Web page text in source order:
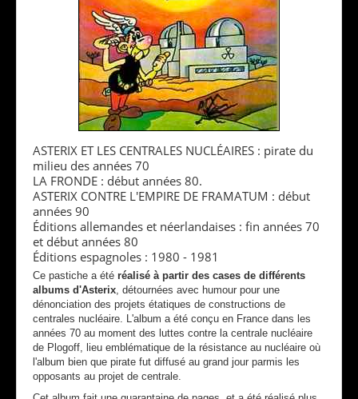
ASTERIX ET LES CENTRALES NUCLÉAIRES : pirate du
milieu des années 70
LA FRONDE : début années 80.
ASTERIX CONTRE L'EMPIRE DE FRAMATUM : début
années 90
Éditions allemandes et néerlandaises : fin années 70
et début années 80
Éditions espagnoles : 1980 - 1981
Ce pastiche a été réalisé à partir des cases de différents
albums d'Asterix, détournées avec humour pour une
dénonciation des projets étatiques de constructions de
centrales nucléaire. L'album a été conçu en France dans les
années 70 au moment des luttes contre la centrale nucléaire
de Plogoff, lieu emblématique de la résistance au nucléaire où
l'album bien que pirate fut diffusé au grand jour parmis les
opposants au projet de centrale.